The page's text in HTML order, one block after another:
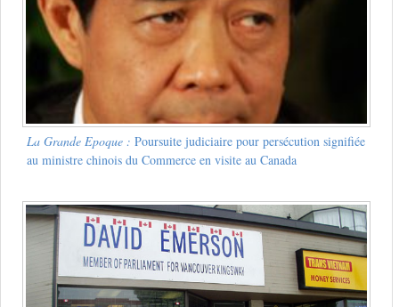
La Grande Epoque : Poursuite judiciaire pour persécution signifiée
au ministre chinois du Commerce en visite au Canada